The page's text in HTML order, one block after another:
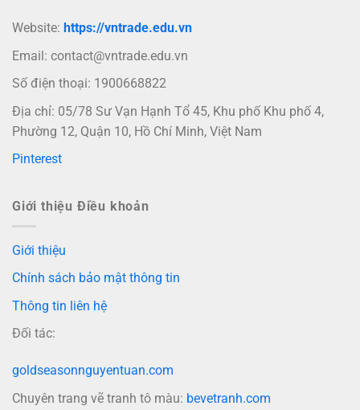
Website: https://vntrade.edu.vn
Email: contact@vntrade.edu.vn
Số điện thoại: 1900668822
Địa chỉ: 05/78 Sư Vạn Hạnh Tổ 45, Khu phố Khu phố 4,
Phường 12, Quận 10, Hồ Chí Minh, Việt Nam
Pinterest
Giới thiệu Điều khoản
Giới thiệu
Chính sách bảo mật thông tin
Thông tin liên hệ
Đối tác:
goldseasonnguyentuan.com
Chuyên trang vẽ tranh tô màu: bevetranh.com